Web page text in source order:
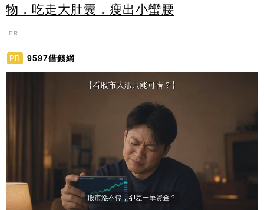
物，吃走大肚囊，瘦出小蠻腰
PR
PR 9597借錢網